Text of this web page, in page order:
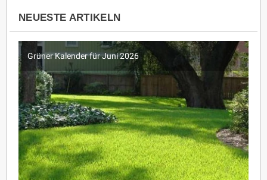
NEUESTE ARTIKELN
Grüner Kalender für Juni 2026